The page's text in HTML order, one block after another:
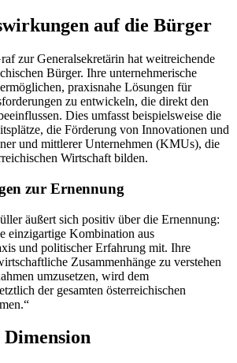
auf die Bürger
zur Generalsekretärin hat weitreichende
Bürger. Ihre unternehmerische
praxisnahe Lösungen für
zu entwickeln, die direkt den
Dies umfasst beispielsweise die
die Förderung von Innovationen und
und mittlerer Unternehmen (KMUs), die
Wirtschaft bilden.
zur Ernennung
äußert sich positiv über die Ernennung:
einzigartige Kombination aus
und politischer Erfahrung mit. Ihre
Zusammenhänge zu verstehen
umzusetzen, wird dem
der gesamten österreichischen